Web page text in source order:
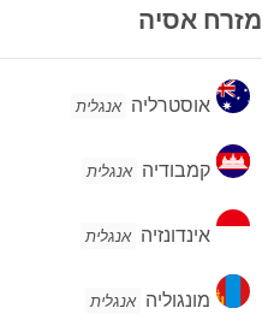
מזרח אסיה
אוסטרליה
אוסטרליה אנגלית
קמבודיה
קמבודיה אנגלית
אינדונזיה
אינדונזיה אנגלית
מונגוליה
מונגוליה אנגלית